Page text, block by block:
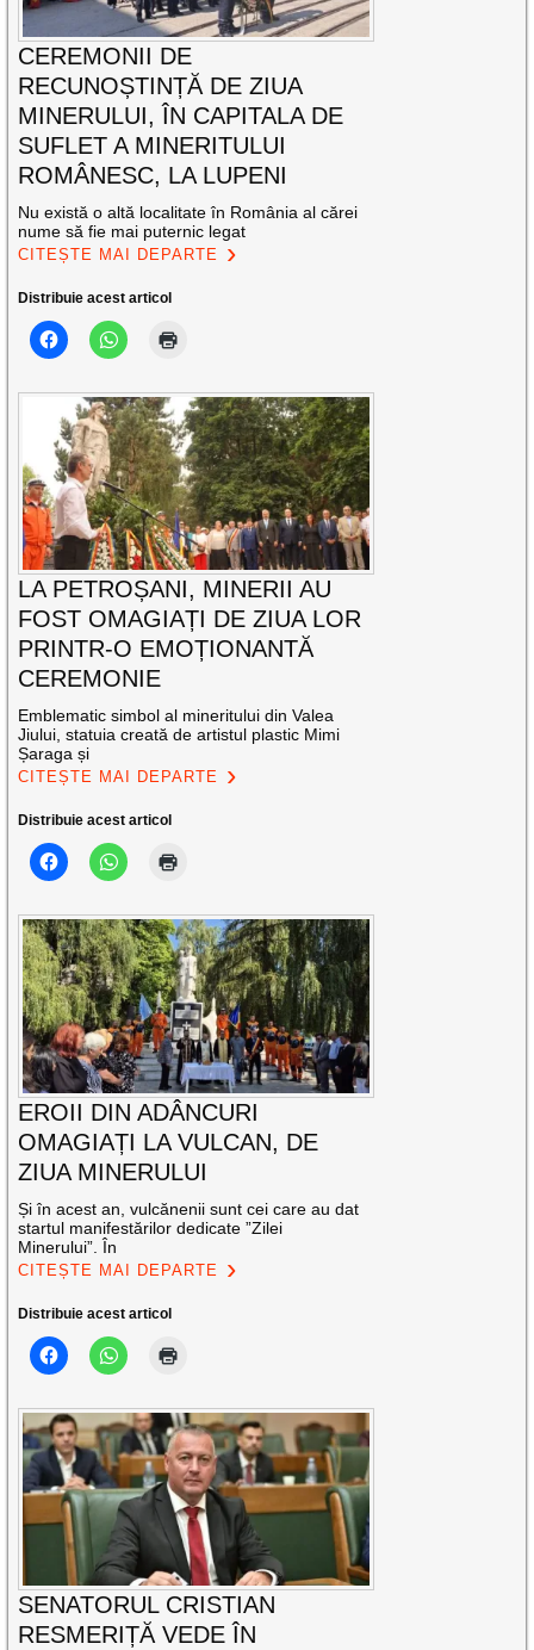
CEREMONII DE
RECUNOȘTINȚĂ DE ZIUA
MINERULUI, ÎN CAPITALA DE
SUFLET A MINERITULUI
ROMÂNESC, LA LUPENI
Nu există o altă localitate în România al cărei
nume să fie mai puternic legat
CITEȘTE MAI DEPARTE
Distribuie acest articol
LA PETROȘANI, MINERII AU
FOST OMAGIAȚI DE ZIUA LOR
PRINTR-O EMOȚIONANTĂ
CEREMONIE
Emblematic simbol al mineritului din Valea
Jiului, statuia creată de artistul plastic Mimi
Șaraga și
CITEȘTE MAI DEPARTE
Distribuie acest articol
EROII DIN ADÂNCURI
OMAGIAȚI LA VULCAN, DE
ZIUA MINERULUI
Și în acest an, vulcănenii sunt cei care au dat
startul manifestărilor dedicate ”Zilei
Minerului”. În
CITEȘTE MAI DEPARTE
Distribuie acest articol
SENATORUL CRISTIAN
RESMERIȚĂ VEDE ÎN